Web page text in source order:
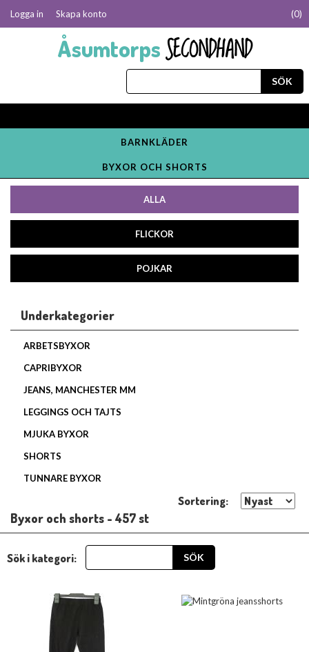
Logga in Skapa konto (0)
ÅsumtorpsSECONDHAND
BARNKLÄDER
BYXOR OCH SHORTS
ALLA
FLICKOR
POJKAR
Underkategorier
ARBETSBYXOR
CAPRIBYXOR
JEANS, MANCHESTER MM
LEGGINGS OCH TAJTS
MJUKA BYXOR
SHORTS
TUNNARE BYXOR
Byxor och shorts - 457 st
Sortering:
Sök i kategori: